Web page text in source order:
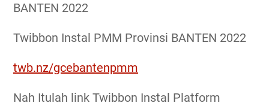
BANTEN 2022
Twibbon Instal PMM Provinsi BANTEN 2022
twb.nz/gcebantenpmm
Nah Itulah link Twibbon Instal Platform